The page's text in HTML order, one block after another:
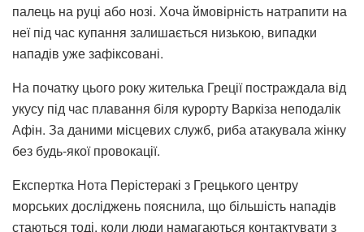
палець на руці або нозі. Хоча ймовірність натрапити на
неї під час купання залишається низькою, випадки
нападів уже зафіксовані.
На початку цього року жителька Греції постраждала від
укусу під час плавання біля курорту Варкіза неподалік
Афін. За даними місцевих служб, риба атакувала жінку
без будь-якої провокації.
Експертка Нота Перістеракі з Грецького центру
морських досліджень пояснила, що більшість нападів
стаються тоді, коли люди намагаються контактувати з